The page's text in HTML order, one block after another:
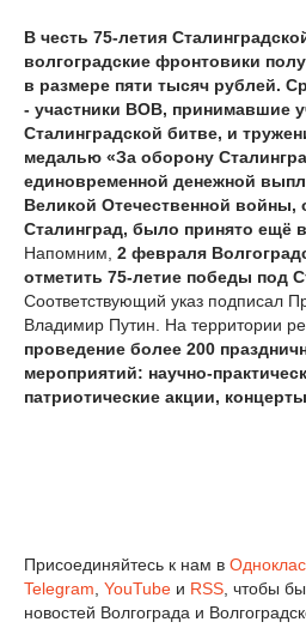
В честь 75-летия
волгоградские фронтовики
в размере пяти тысяч рублей.
- участники ВОВ, принимавшие
Сталинградской битве, и
медалью «За оборону
единовременной денежной
Великой Отечественной
Сталинград, было принято ещё
Напомним, 2 февраля
отметить 75-летие победы под
Соответствующий указ подписал
Владимир Путин. На территории
проведение более 200
мероприятий: научно-
патриотические акции,
Присоединяйтесь к нам в
Telegram YouTube и RSS , чтобы
новостей Волгограда и